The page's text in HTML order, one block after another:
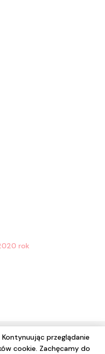
rok
przeglądanie
cookie. Zachęcamy do